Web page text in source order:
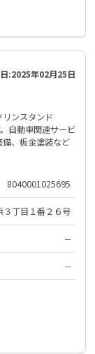
:2025年02月25日
ンスタンド
自動車関連サービ
、板金塗装など
8040001025695
３丁目１番２６号
--
--